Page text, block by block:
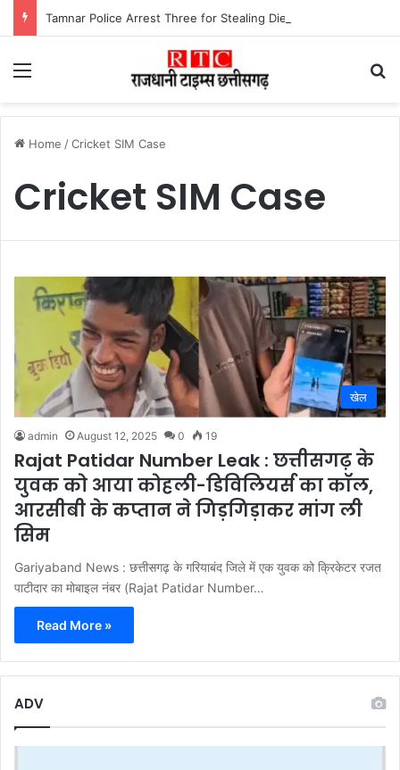
Menu
Home /Cricket SIM Case
Cricket SIM Case
खेल
admin August 12, 2025 0 19
Rajat Patidar Number Leak : छत्तीसगढ़ के
युवक को आया कोहली-डिविलियर्स का कॉल,
आरसीबी के कप्तान ने गिड़गिड़ाकर मांग ली
सिम
Gariyaband News : छत्तीसगढ़ के गरियाबंद जिले में एक युवक को क्रिकेटर रजत
पाटीदार का मोबाइल नंबर (Rajat Patidar Number…
Read More »
ADV